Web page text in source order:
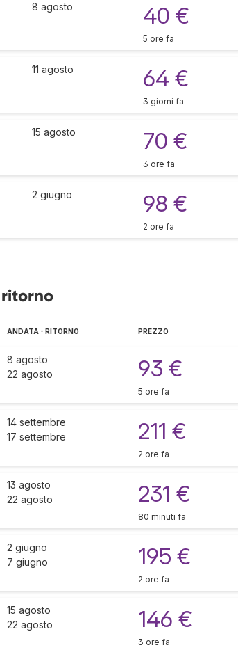
8 agosto 40 €
5 ore fa
11 agosto 64 €
3 giorni fa
15 agosto 70 €
3 ore fa
2 giugno 98 €
2 ore fa
ANDATA - RITORNO PREZZO
8 agosto
22 agosto
93 €
5 ore fa
14 settembre
17 settembre
211 €
2 ore fa
13 agosto
22 agosto
231 €
80 minuti fa
2 giugno
7 giugno
195 €
2 ore fa
15 agosto
22 agosto
146 €
3 ore fa